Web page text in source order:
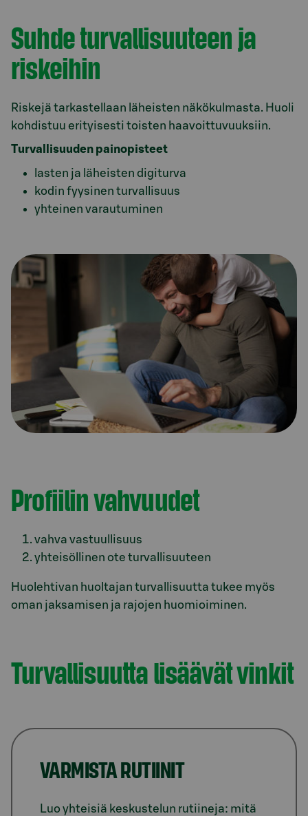
Suhde turvallisuuteen ja
riskeihin
Riskejä tarkastellaan läheisten näkökulmasta. Huoli
kohdistuu erityisesti toisten haavoittuvuuksiin.
Turvallisuuden painopisteet
lasten ja läheisten digiturva
kodin fyysinen turvallisuus
yhteinen varautuminen
Profiilin vahvuudet
vahva vastuullisuus
yhteisöllinen ote turvallisuuteen
Huolehtivan huoltajan turvallisuutta tukee myös
oman jaksamisen ja rajojen huomioiminen.
Turvallisuutta lisäävät vinkit
VARMISTA RUTIINIT
Luo yhteisiä keskustelun rutiineja: mitä